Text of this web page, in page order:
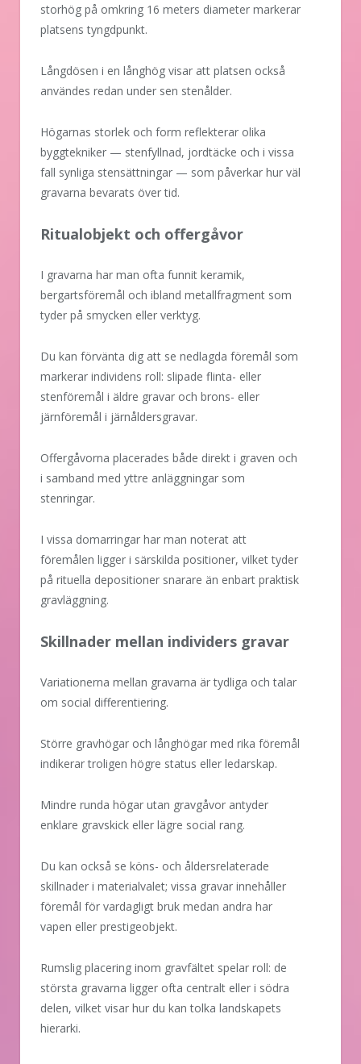
storhög på omkring 16 meters diameter markerar
platsens tyngdpunkt.
Långdösen i en långhög visar att platsen också
användes redan under sen stenålder.
Högarnas storlek och form reflekterar olika
byggtekniker — stenfyllnad, jordtäcke och i vissa
fall synliga stensättningar — som påverkar hur väl
gravarna bevarats över tid.
Ritualobjekt och offergåvor
I gravarna har man ofta funnit keramik,
bergartsföremål och ibland metallfragment som
tyder på smycken eller verktyg.
Du kan förvänta dig att se nedlagda föremål som
markerar individens roll: slipade flinta- eller
stenföremål i äldre gravar och brons- eller
järnföremål i järnåldersgravar.
Offergåvorna placerades både direkt i graven och
i samband med yttre anläggningar som
stenringar.
I vissa domarringar har man noterat att
föremålen ligger i särskilda positioner, vilket tyder
på rituella depositioner snarare än enbart praktisk
gravläggning.
Skillnader mellan individers gravar
Variationerna mellan gravarna är tydliga och talar
om social differentiering.
Större gravhögar och långhögar med rika föremål
indikerar troligen högre status eller ledarskap.
Mindre runda högar utan gravgåvor antyder
enklare gravskick eller lägre social rang.
Du kan också se köns- och åldersrelaterade
skillnader i materialvalet; vissa gravar innehåller
föremål för vardagligt bruk medan andra har
vapen eller prestigeobjekt.
Rumslig placering inom gravfältet spelar roll: de
största gravarna ligger ofta centralt eller i södra
delen, vilket visar hur du kan tolka landskapets
hierarki.